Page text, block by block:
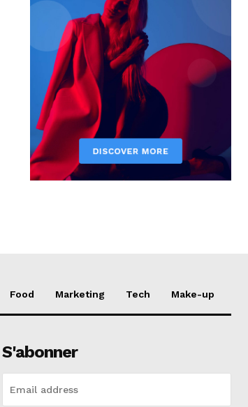
Food Marketing Tech Make-up
S'abonner